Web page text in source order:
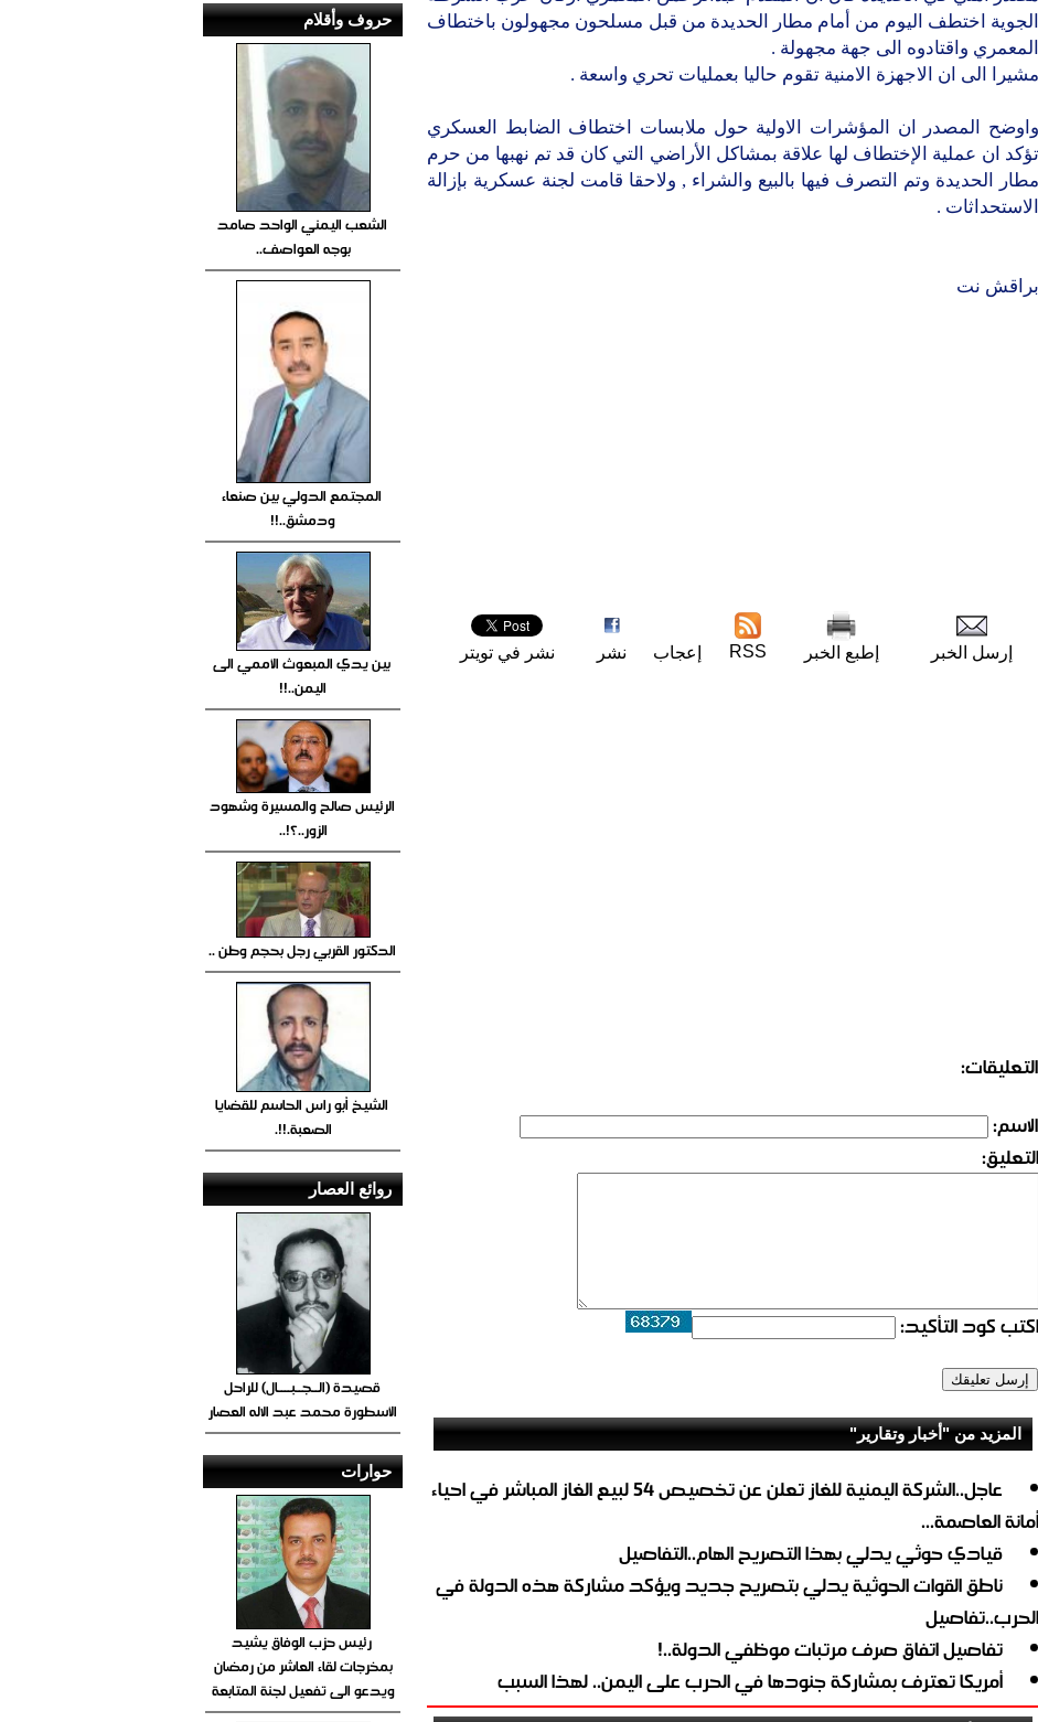
الجوية اختطف اليوم من أمام مطار الحديدة من قبل مسلحون مجهولون باختطاف
المعمري واقتادوه الى جهة مجهولة .
مشيرا الى ان الاجهزة الامنية تقوم حاليا بعمليات تحري واسعة .
واوضح المصدر ان المؤشرات الاولية حول ملابسات اختطاف الضابط العسكري
تؤكد ان عملية الإختطاف لها علاقة بمشاكل الأراضي التي كان قد تم نهبها من حرم
مطار الحديدة وتم التصرف فيها بالبيع والشراء , ولاحقا قامت لجنة عسكرية بإزالة
الاستحداثات .
براقش نت
إرسل الخبر إطبع الخبر RSS إعجاب نشر نشر في تويتر
التعليقات:
الاسم:
التعليق:
اكتب كود التأكيد:
المزيد من "أخبار وتقارير"
عاجل..الشركة اليمنية للغاز تعلن عن تخصيص 54 لبيع الغاز المباشر في احياء
أمانة العاصمة...
قيادي حوثي يدلي بهذا التصريح الهام..التفاصيل
ناطق القوات الحوثية يدلي بتصريح جديد ويؤكد مشاركة هذه الدولة في
الحرب..تفاصيل
تفاصيل اتفاق صرف مرتبات موظفي الدولة..!
أمريكا تعترف بمشاركة جنودها في الحرب على اليمن.. لهذا السبب
حروف وأقلام
الشعب اليمني الواحد صامد
بوجه العواصف..
المجتمع الدولي بين صنعاء
ودمشق..!!
بين يدي المبعوث الأممي الى
اليمن..!!
الرئيس صالح والمسيرة وشهود
الزور..؟!..
الدكتور القربي رجل بحجم وطن ..
الشيخ أبو راس الحاسم للقضايا
الصعبة.!!.
روائع العصار
قصيدة (الــجــبــــال) للراحل
الأسطورة محمد عبد الاله العصار
حوارات
رئيس حزب الوفاق يشيد
بمخرجات لقاء العاشر من رمضان
ويدعو الى تفعيل لجنة المتابعة